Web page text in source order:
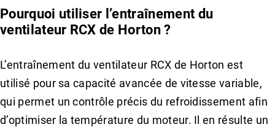
Pourquoi utiliser l’entraînement du
ventilateur RCX de Horton ?
L’entraînement du ventilateur RCX de Horton est
utilisé pour sa capacité avancée de vitesse variable,
qui permet un contrôle précis du refroidissement afin
d’optimiser la température du moteur. Il en résulte un